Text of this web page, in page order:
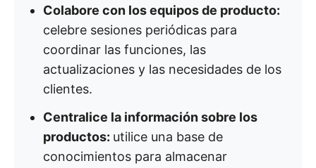
Colabore con los equipos de producto:
celebre sesiones periódicas para
coordinar las funciones, las
actualizaciones y las necesidades de los
clientes.
Centralice la información sobre los
productos: utilice una base de
conocimientos para almacenar